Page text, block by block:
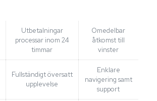
Utbetalningar
processar inom 24
timmar
Omedelbar
åtkomst till
vinster
Fullständigt översatt
upplevelse
Enklare
navigering samt
support